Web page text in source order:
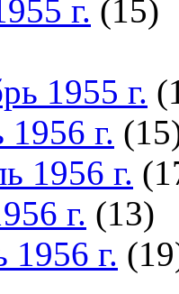
г. (15)
1955 г.
г.
1956 г.
г. (13)
г.